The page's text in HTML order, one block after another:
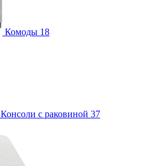
Комоды 18
Консоли с раковиной 37